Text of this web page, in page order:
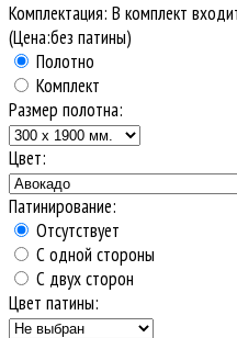
Комплектация: В комплект
(Цена:без патины)
Полотно
Комплект
Размер полотна:
Цвет:
Патинирование:
Отсутствует
С одной стороны
С двух сторон
Цвет патины: